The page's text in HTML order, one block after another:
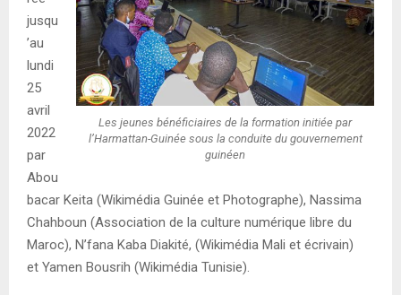
Les jeunes bénéficiaires de la formation initiée par
l’Harmattan-Guinée sous la conduite du gouvernement
guinéen
jusqu
’au
lundi
25
avril
2022
par
Abou
bacar Keita (Wikimédia Guinée et Photographe), Nassima
Chahboun (Association de la culture numérique libre du
Maroc), N’fana Kaba Diakité, (Wikimédia Mali et écrivain)
et Yamen Bousrih (Wikimédia Tunisie).